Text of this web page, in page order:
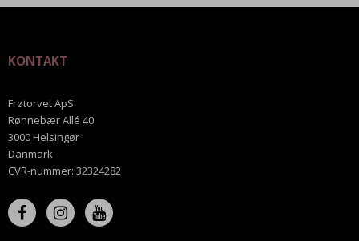
KONTAKT
Frøtorvet ApS
Rønnebær Allé 40
3000 Helsingør
Danmark
CVR-nummer: 32324282